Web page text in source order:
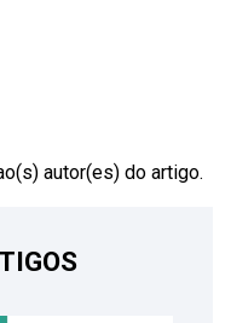
autor(es) do artigo.